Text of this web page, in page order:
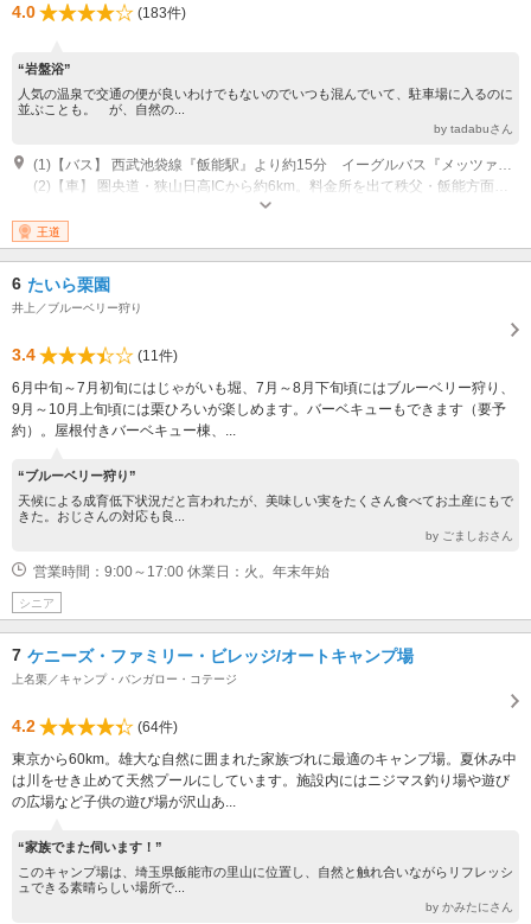
4.0 (183件)
“岩盤浴”
人気の温泉で交通の便が良いわけでもないのでいつも混んでいて、駐車場に入るのに
並ぶことも。 が、自然の...
by tadabuさん
(1)【バス】 西武池袋線『飯能駅』より約15分 イーグルバス『メッツァ』下車 ※バス停『メッツァ』から店舗まで徒歩150m（約5分）
営業時間：9:00～23:00 最終受付22時 ※営業時間が変更になっている場合
がございます。詳細は店舗までお問い合わせください。
王道
6 たいら栗園
井上／ブルーベリー狩り
3.4
(11件)
6月中旬～7月初旬にはじゃがいも堀、7月～8月下旬頃にはブルーベリー狩り、
9月～10月上旬頃には栗ひろいが楽しめます。バーベキューもできます（要予
約）。屋根付きバーベキュー棟、...
“ブルーベリー狩り”
天候による成育低下状況だと言われたが、美味しい実をたくさん食べてお土産にもで
きた。おじさんの対応も良...
by ごましおさん
営業時間：9:00～17:00 休業日：火。年末年始
シニア
7 ケニーズ・ファミリー・ビレッジ/オートキャンプ場
上名栗／キャンプ・バンガロー・コテージ
4.2
(64件)
東京から60km。雄大な自然に囲まれた家族づれに最適のキャンプ場。夏休み中
は川をせき止めて天然プールにしています。施設内にはニジマス釣り場や遊び
の広場など子供の遊び場が沢山あ...
“家族でまた伺います！”
このキャンプ場は、埼玉県飯能市の里山に位置し、自然と触れ合いながらリフレッシ
ュできる素晴らしい場所で...
by かみたにさん